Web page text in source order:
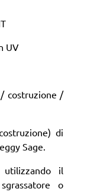
UV
costruzione /
di
Sage.
il
o